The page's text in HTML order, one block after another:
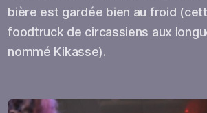
bière est gardée bien au froid
foodtruck de circassiens aux
nommé Kikasse).